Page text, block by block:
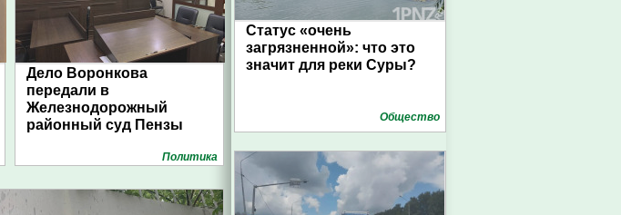
Дело Воронкова
передали в
Железнодорожный
районный суд Пензы
Политика
Статус «очень
загрязненной»: что это
значит для реки Суры?
Общество